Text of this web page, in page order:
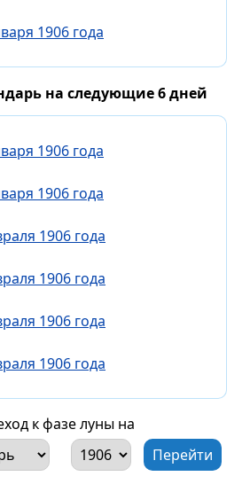
1906 года
на следующие 6 дней
1906 года
1906 года
1906 года
1906 года
1906 года
1906 года
к фазе луны на